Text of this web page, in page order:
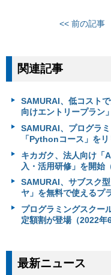
<< 前の記事
関連記事
SAMURAI、低コスト
向けエントリープラン
SAMURAI、プログラ
「Pythonコース」を
キカガク、法人向け
入・活用研修」を開始
SAMURAI、サブスク
ヤ」を無料で使えるプ
プログラミングスクー
定額割が登場（2022年6
最新ニュース